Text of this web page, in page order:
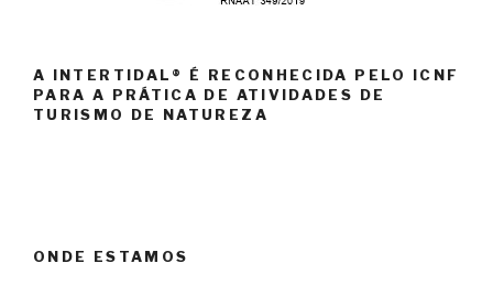
A INTERTIDAL® É RECONHECIDA PELO ICNF
PARA A PRÁTICA DE ATIVIDADES DE
TURISMO DE NATUREZA
ONDE ESTAMOS